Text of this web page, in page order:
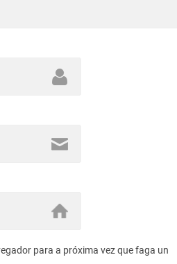
para a próxima vez que faga un